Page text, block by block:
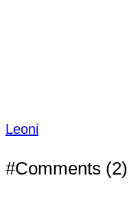
Leoni
#Comments (2)